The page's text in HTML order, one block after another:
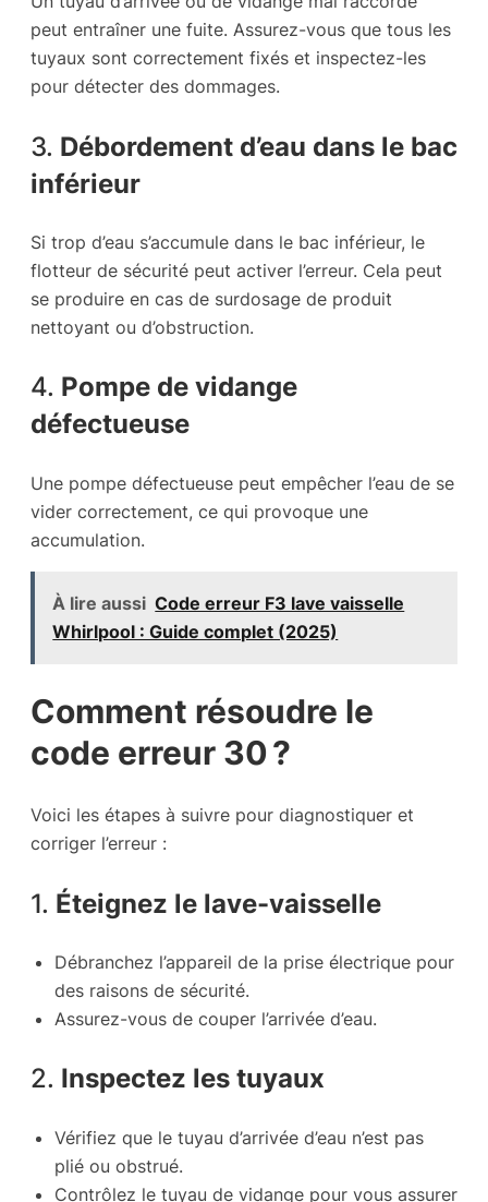
peut entraîner une fuite. Assurez-vous que tous les
tuyaux sont correctement fixés et inspectez-les
pour détecter des dommages.
3. Débordement d’eau dans le bac
inférieur
Si trop d’eau s’accumule dans le bac inférieur, le
flotteur de sécurité peut activer l’erreur. Cela peut
se produire en cas de surdosage de produit
nettoyant ou d’obstruction.
4. Pompe de vidange
défectueuse
Une pompe défectueuse peut empêcher l’eau de se
vider correctement, ce qui provoque une
accumulation.
À lire aussi Code erreur F3 lave vaisselle
Whirlpool : Guide complet (2025)
Comment résoudre le
code erreur 30 ?
Voici les étapes à suivre pour diagnostiquer et
corriger l’erreur :
1. Éteignez le lave-vaisselle
Débranchez l’appareil de la prise électrique pour
des raisons de sécurité.
Assurez-vous de couper l’arrivée d’eau.
2. Inspectez les tuyaux
Vérifiez que le tuyau d’arrivée d’eau n’est pas
plié ou obstrué.
Contrôlez le tuyau de vidange pour vous assurer